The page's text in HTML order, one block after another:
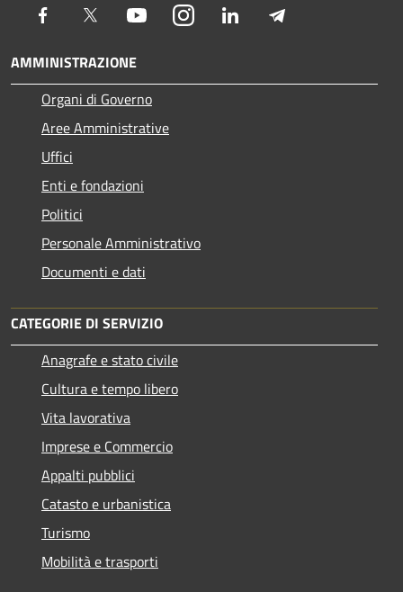
Facebook Twitter YoutubeInstagram LinkedIn
AMMINISTRAZIONE
Organi di Governo
Aree Amministrative
Uffici
Enti e fondazioni
Politici
Personale Amministrativo
Documenti e dati
CATEGORIE DI SERVIZIO
Anagrafe e stato civile
Cultura e tempo libero
Vita lavorativa
Imprese e Commercio
Appalti pubblici
Catasto e urbanistica
Turismo
Mobilità e trasporti